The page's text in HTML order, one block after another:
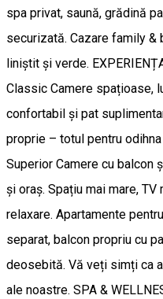
spa privat, saună, grădină
securizată. Cazare family
liniștit și verde.
Classic Camere spațioase,
confortabil și pat
proprie – totul pentru
Superior Camere cu balcon
și oraș. Spațiu mai mare,
relaxare. Apartamente
separat, balcon propriu cu
deosebită. Vă veți simți ca
ale noastre. SPA &